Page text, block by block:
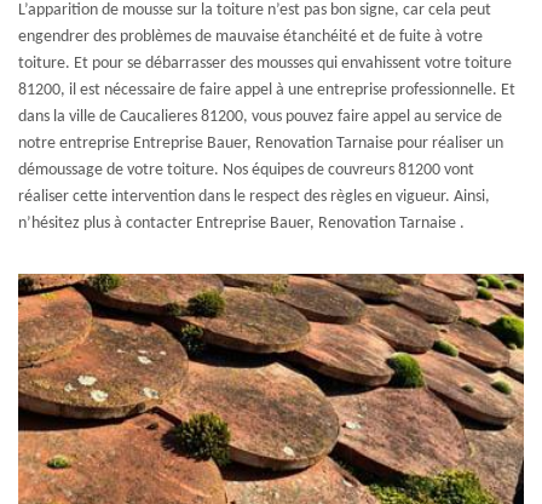
L’apparition de mousse sur la toiture n’est pas bon signe, car cela peut
engendrer des problèmes de mauvaise étanchéité et de fuite à votre
toiture. Et pour se débarrasser des mousses qui envahissent votre toiture
81200, il est nécessaire de faire appel à une entreprise professionnelle. Et
dans la ville de Caucalieres 81200, vous pouvez faire appel au service de
notre entreprise Entreprise Bauer, Renovation Tarnaise pour réaliser un
démoussage de votre toiture. Nos équipes de couvreurs 81200 vont
réaliser cette intervention dans le respect des règles en vigueur. Ainsi,
n’hésitez plus à contacter Entreprise Bauer, Renovation Tarnaise .